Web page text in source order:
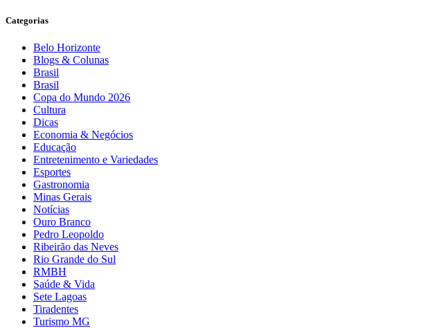
Categorias
Belo Horizonte
Blogs & Colunas
Brasil
Brasil
Copa do Mundo 2026
Cultura
Dicas
Economia & Negócios
Educação
Entretenimento e Variedades
Esportes
Gastronomia
Minas Gerais
Notícias
Ouro Branco
Pedro Leopoldo
Ribeirão das Neves
Rio Grande do Sul
RMBH
Saúde & Vida
Sete Lagoas
Tiradentes
Turismo MG